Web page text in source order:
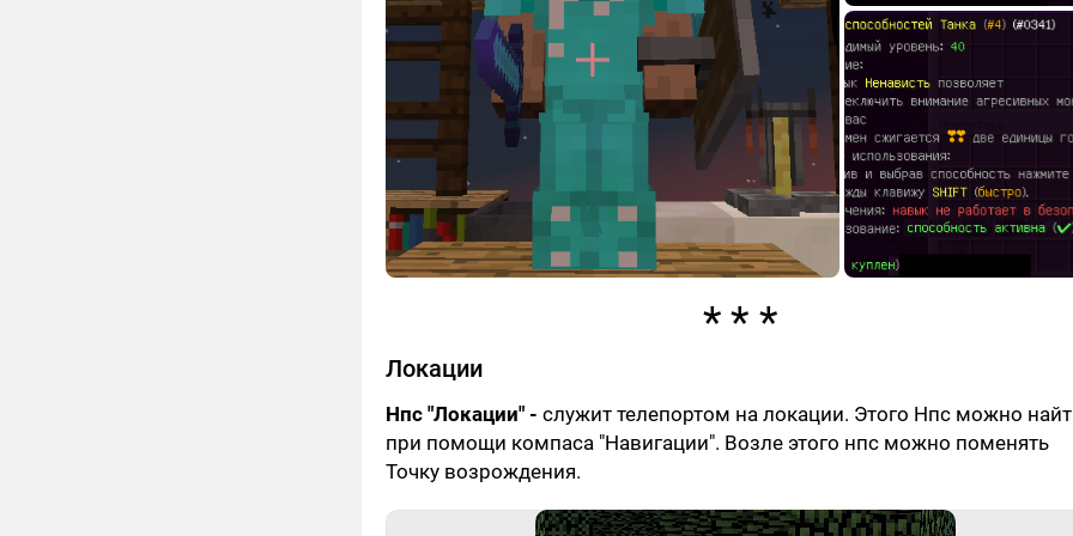
Локации
Нпс "Локации" - служит телепортом на локации. Этого Нпс можно
при помощи компаса "Навигации". Возле этого нпс можно поменять
Точку возрождения.